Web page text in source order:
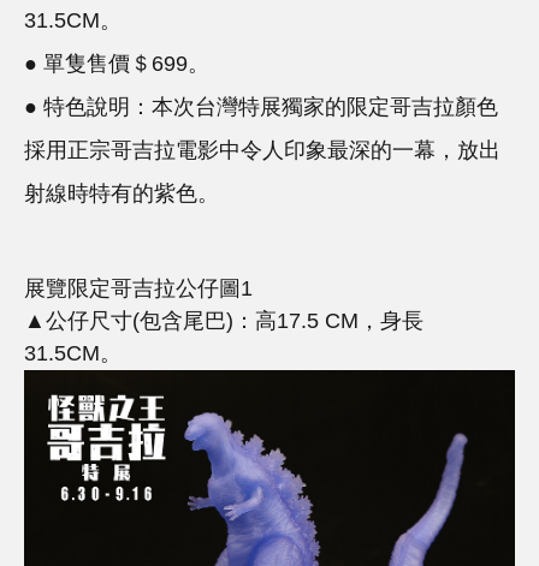
31.5CM。
● 單隻售價＄699。
● 特色說明：本次台灣特展獨家的限定哥吉拉顏色
採用正宗哥吉拉電影中令人印象最深的一幕，放出
射線時特有的紫色。
展覽限定哥吉拉公仔圖1
▲公仔尺寸(包含尾巴)：高17.5 CM，身長
31.5CM。